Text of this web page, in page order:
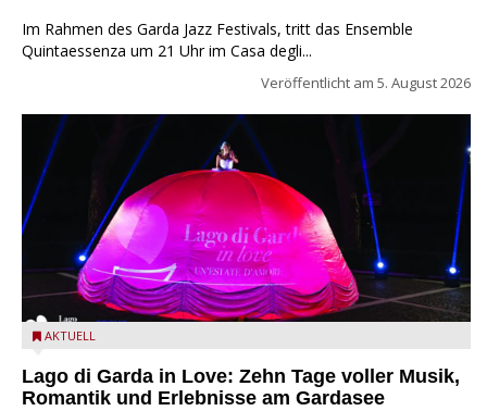
Im Rahmen des Garda Jazz Festivals, tritt das Ensemble
Quintaessenza um 21 Uhr im Casa degli...
Veröffentlicht am 5. August 2026
Lago di Garda in Love
AKTUELL
Lago di Garda in Love: Zehn Tage voller Musik,
Romantik und Erlebnisse am Gardasee